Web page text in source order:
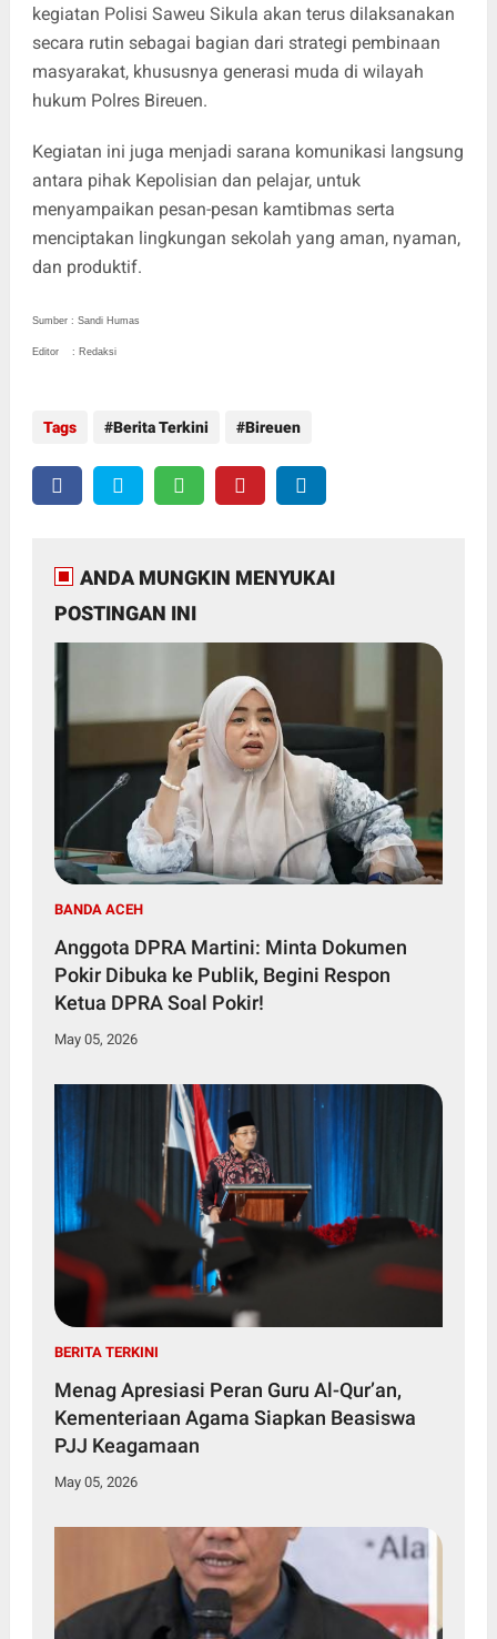
kegiatan Polisi Saweu Sikula akan terus dilaksanakan
secara rutin sebagai bagian dari strategi pembinaan
masyarakat, khususnya generasi muda di wilayah
hukum Polres Bireuen.
Kegiatan ini juga menjadi sarana komunikasi langsung
antara pihak Kepolisian dan pelajar, untuk
menyampaikan pesan-pesan kamtibmas serta
menciptakan lingkungan sekolah yang aman, nyaman,
dan produktif.
Sumber : Sandi Humas
Editor : Redaksi
Tags Berita Terkini Bireuen
ANDA MUNGKIN MENYUKAI
POSTINGAN INI
BANDA ACEH
Anggota DPRA Martini: Minta Dokumen
Pokir Dibuka ke Publik, Begini Respon
Ketua DPRA Soal Pokir!
May 05, 2026
BERITA TERKINI
Menag Apresiasi Peran Guru Al-Qur’an,
Kementeriaan Agama Siapkan Beasiswa
PJJ Keagamaan
May 05, 2026